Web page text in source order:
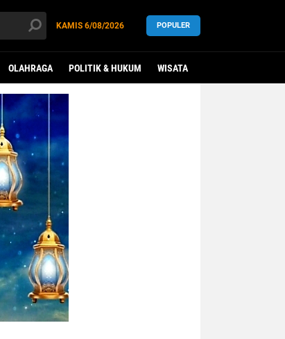
KAMIS 6/08/2026 POPULER
OLAHRAGA POLITIK & HUKUM WISATA